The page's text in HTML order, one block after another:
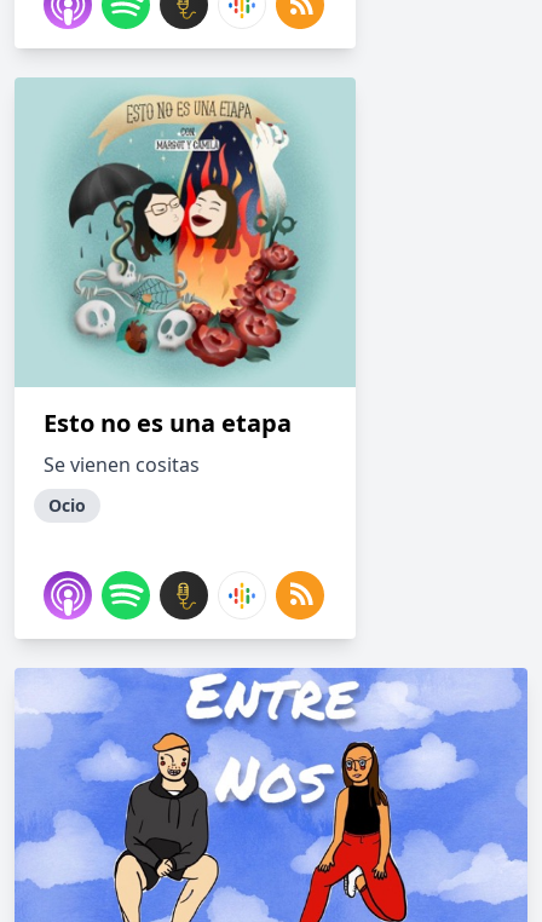
Esto no es una etapa
Se vienen cositas
Ocio